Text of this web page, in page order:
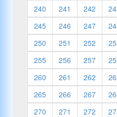
240
241 242
245
246 247
250
251 252
255
256 257
260
261 262
265
266 267
270
271 272